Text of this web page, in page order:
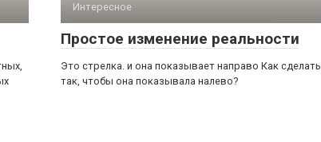
Интересное
Простое изменение реальности
Это стрелка. и она показывает направо Как сделать
так, чтобы она показывала налево?